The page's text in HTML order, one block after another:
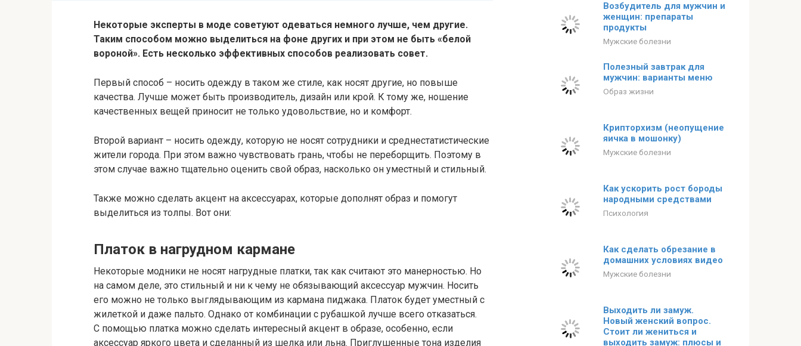
Некоторые эксперты в моде советуют одеваться немного лучше, чем другие.
Таким способом можно выделиться на фоне других и при этом не быть «белой
вороной». Есть несколько эффективных способов реализовать совет.
Первый способ – носить одежду в таком же стиле, как носят другие, но повыше
качества. Лучше может быть производитель, дизайн или крой. К тому же, ношение
качественных вещей приносит не только удовольствие, но и комфорт.
Второй вариант – носить одежду, которую не носят сотрудники и среднестатистические
жители города. При этом важно чувствовать грань, чтобы не переборщить. Поэтому в
этом случае важно тщательно оценить свой образ, насколько он уместный и стильный.
Также можно сделать акцент на аксессуарах, которые дополнят образ и помогут
выделиться из толпы. Вот они:
Платок в нагрудном кармане
Некоторые модники не носят нагрудные платки, так как считают это манерностью. Но
на самом деле, это стильный и ни к чему не обязывающий аксессуар мужчин. Носить
его можно не только выглядывающим из кармана пиджака. Платок будет уместный с
жилеткой и даже пальто. Однако от комбинации с рубашкой лучше всего отказаться.
С помощью платка можно сделать интересный акцент в образе, особенно, если
аксессуар яркого цвета и сделанный из шелка или льна. Приглушенные тона изделия
Возбудитель для мужчин и
женщин: препараты
продукты
Мужские болезни
Полезный завтрак для
мужчин: варианты меню
Образ жизни
Крипторхизм (неопущение
яичка в мошонку)
Мужские болезни
Как ускорить рост бороды
народными средствами
Психология
Как сделать обрезание в
домашних условиях видео
Мужские болезни
Выходить ли замуж.
Новый женский вопрос.
Стоит ли жениться и
выходить замуж: плюсы и